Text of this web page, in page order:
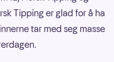
Tipping er glad for å ha
tar med seg masse